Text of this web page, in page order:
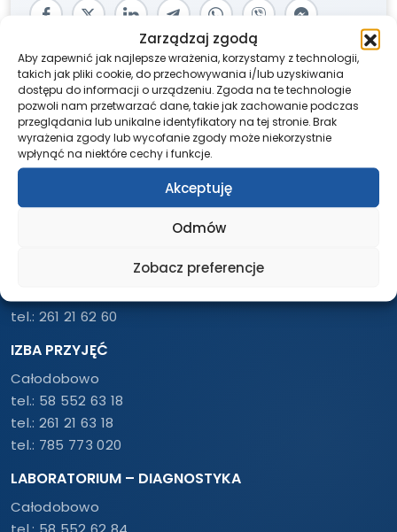
Zarządzaj zgodą
Aby zapewnić jak najlepsze wrażenia, korzystamy z technologii,
takich jak pliki cookie, do przechowywania i/lub uzyskiwania
dostępu do informacji o urządzeniu. Zgoda na te technologie
pozwoli nam przetwarzać dane, takie jak zachowanie podczas
przeglądania lub unikalne identyfikatory na tej stronie. Brak
wyrażenia zgody lub wycofanie zgody może niekorzystnie
wpłynąć na niektóre cechy i funkcje.
Akceptuję
Odmów
Zobacz preferencje
REJESTRACJA – PRZYCHODNIA
Pon. – Pt.: 7:30 – 18:00
tel.:261 21 46 10
Pon. – Pt.: 7:30 – 18:00
tel.: 261 21 62 60
IZBA PRZYJĘĆ
Całodobowo
tel.: 58 552 63 18
tel.: 261 21 63 18
tel.: 785 773 020
LABORATORIUM – DIAGNOSTYKA
Całodobowo